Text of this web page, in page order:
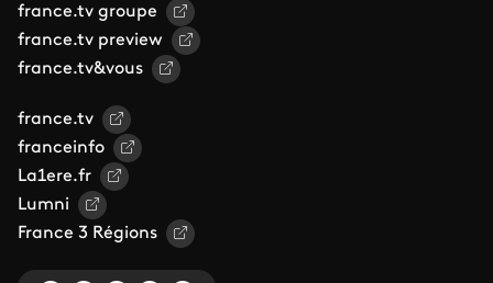
france.tv groupe
france.tv preview
france.tv&vous
france.tv
franceinfo
La1ere.fr
Lumni
France 3 Régions